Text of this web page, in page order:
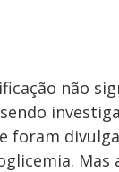
não
foram
Mas